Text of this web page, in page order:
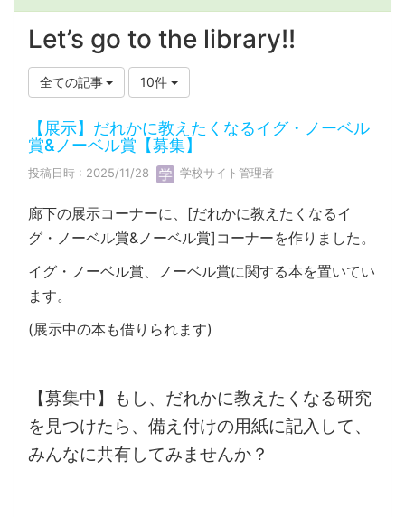
Let’s go to the library!!
全ての記事 10件
【展示】だれかに教えたくなるイグ・ノーベル
賞&ノーベル賞【募集】
投稿日時 : 2025/11/28 学校サイト管理者
廊下の展示コーナーに、[だれかに教えたくなるイ
グ・ノーベル賞&ノーベル賞]コーナーを作りました。
イグ・ノーベル賞、ノーベル賞に関する本を置いてい
ます。
(展示中の本も借りられます)
【募集中】もし、だれかに教えたくなる研究
を見つけたら、備え付けの用紙に記入して、
みんなに共有してみませんか？